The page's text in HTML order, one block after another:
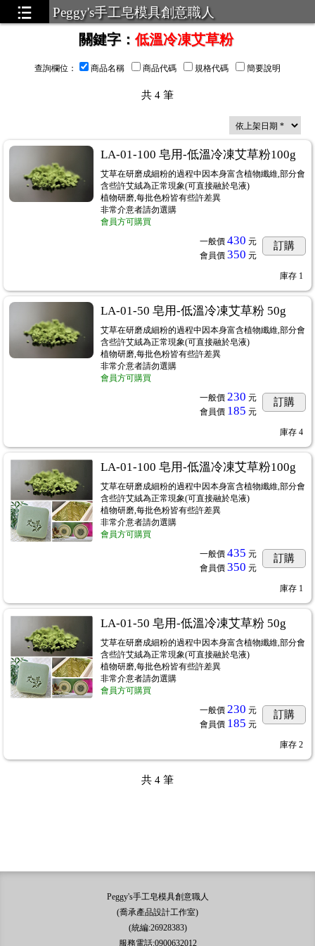
Peggy's手工皂模具創意職人
關鍵字：低溫冷凍艾草粉
查詢欄位 ： 商品名稱 商品代碼 規格代碼 簡要說明
共 4 筆
LA-01-100 皂用-低溫冷凍艾草粉100g
艾草在研磨成細粉的過程中因本身富含植物纖維,部分會
含些許艾絨為正常現象(可直接融於皂液)
植物研磨,每批色粉皆有些許差異
非常介意者請勿選購
會員方可購買
一般價 430 元
會員價 350 元
訂購
庫存 1
LA-01-50 皂用-低溫冷凍艾草粉 50g
艾草在研磨成細粉的過程中因本身富含植物纖維,部分會
含些許艾絨為正常現象(可直接融於皂液)
植物研磨,每批色粉皆有些許差異
非常介意者請勿選購
會員方可購買
一般價 230 元
會員價 185 元
訂購
庫存 4
LA-01-100 皂用-低溫冷凍艾草粉100g
艾草在研磨成細粉的過程中因本身富含植物纖維,部分會
含些許艾絨為正常現象(可直接融於皂液)
植物研磨,每批色粉皆有些許差異
非常介意者請勿選購
會員方可購買
一般價 435 元
會員價 350 元
訂購
庫存 1
LA-01-50 皂用-低溫冷凍艾草粉 50g
艾草在研磨成細粉的過程中因本身富含植物纖維,部分會
含些許艾絨為正常現象(可直接融於皂液)
植物研磨,每批色粉皆有些許差異
非常介意者請勿選購
會員方可購買
一般價 230 元
會員價 185 元
訂購
庫存 2
共 4 筆
Peggy's手工皂模具創意職人
(喬承產品設計工作室)
(統編:26928383)
服務電話:0900632012